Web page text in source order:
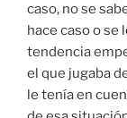
caso, no se
hace caso o se
tendencia
el que jugaba
le tenía en